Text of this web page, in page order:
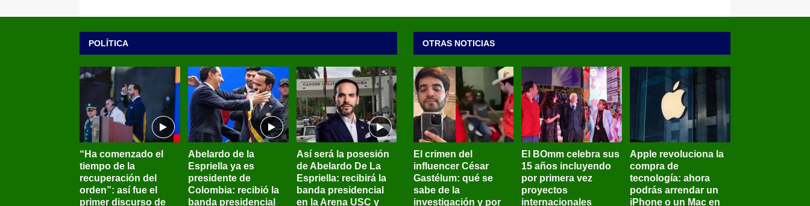
POLÍTICA
“Ha comenzado el
tiempo de la
recuperación del
orden”: así fue el
primer discurso de
Abelardo de la
Espriella ya es
presidente de
Colombia: recibió la
banda presidencial
Así será la posesión
de Abelardo De La
Espriella: recibirá la
banda presidencial
en la Arena USC y
OTRAS NOTICIAS
El crimen del
influencer César
Gastélum: qué se
sabe de la
investigación y por
El BOmm celebra sus
15 años incluyendo
por primera vez
proyectos
internacionales
Apple revoluciona la
compra de
tecnología: ahora
podrás arrendar un
iPhone o un Mac en